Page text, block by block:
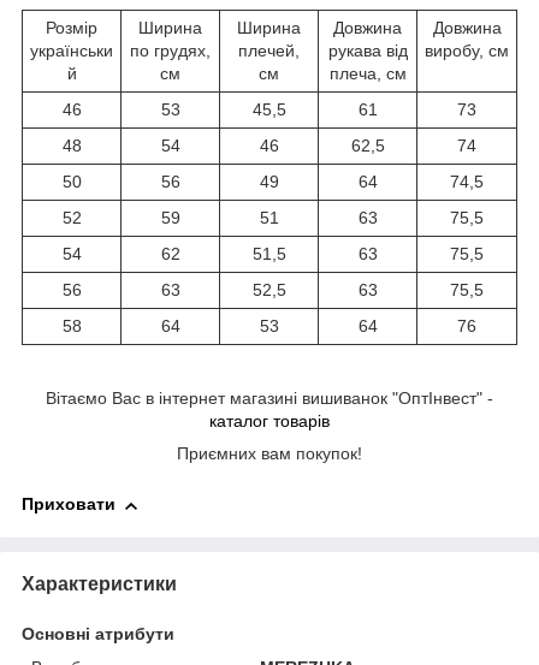
Розмір
українськи
й
Ширина
по грудях,
см
Ширина
плечей,
см
Довжина
рукава від
плеча, см
Довжина
виробу, см
46 53 45,5 61
73
48
54 46 62,5
74
50
56 49 64
74,5
52
59 51 63
75,5
54
62 51,5 63
75,5
56
63 52,5 63
75,5
58
64 53 64 76
Вітаємо Вас в інтернет магазині вишиванок "ОптІнвест" -
каталог товарів
Приємних вам покупок!
Приховати
Характеристики
Основні атрибути